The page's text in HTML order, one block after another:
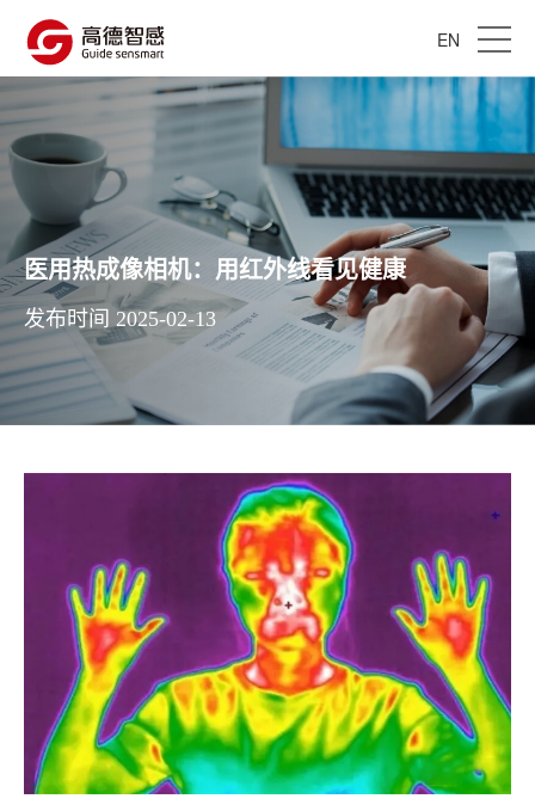
EN
医用热成像相机：用红外线看见健康
发布时间 2025-02-13